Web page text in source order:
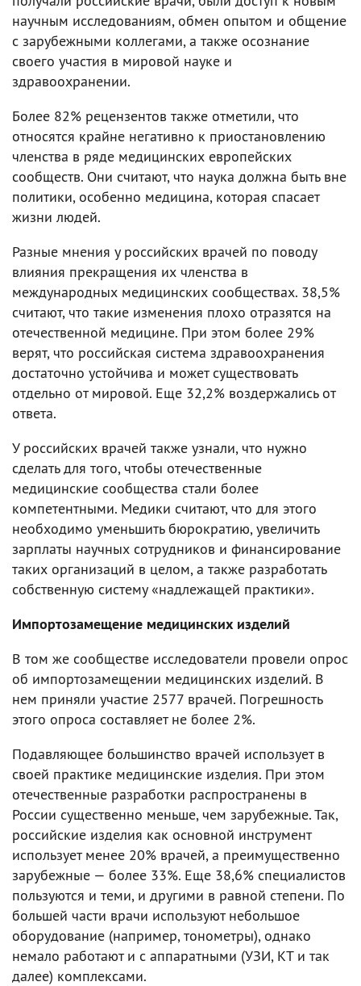
научным исследованиям, обмен опытом и общение
с зарубежными коллегами, а также осознание
своего участия в мировой науке и
здравоохранении.
Более 82% рецензентов также отметили, что
относятся крайне негативно к приостановлению
членства в ряде медицинских европейских
сообществ. Они считают, что наука должна быть вне
политики, особенно медицина, которая спасает
жизни людей.
Разные мнения у российских врачей по поводу
влияния прекращения их членства в
международных медицинских сообществах. 38,5%
считают, что такие изменения плохо отразятся на
отечественной медицине. При этом более 29%
верят, что российская система здравоохранения
достаточно устойчива и может существовать
отдельно от мировой. Еще 32,2% воздержались от
ответа.
У российских врачей также узнали, что нужно
сделать для того, чтобы отечественные
медицинские сообщества стали более
компетентными. Медики считают, что для этого
необходимо уменьшить бюрократию, увеличить
зарплаты научных сотрудников и финансирование
таких организаций в целом, а также разработать
собственную систему «надлежащей практики».
Импортозамещение медицинских изделий
В том же сообществе исследователи провели опрос
об импортозамещении медицинских изделий. В
нем приняли участие 2577 врачей. Погрешность
этого опроса составляет не более 2%.
Подавляющее большинство врачей использует в
своей практике медицинские изделия. При этом
отечественные разработки распространены в
России существенно меньше, чем зарубежные. Так,
российские изделия как основной инструмент
использует менее 20% врачей, а преимущественно
зарубежные — более 33%. Еще 38,6% специалистов
пользуются и теми, и другими в равной степени. По
большей части врачи используют небольшое
оборудование (например, тонометры), однако
немало работают и с аппаратными (УЗИ, КТ и так
далее) комплексами.